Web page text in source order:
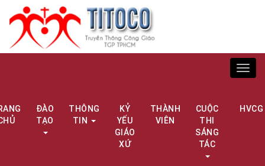
ĐÀO
TẠO
THÔNG
TIN
KỶ
YẾU
GIÁO
XỨ
THÀNH
VIÊN
CUỘC
THI
SÁNG
TÁC
HVCG